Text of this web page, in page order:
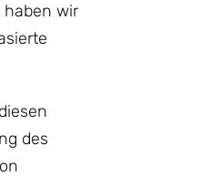
haben wir
des